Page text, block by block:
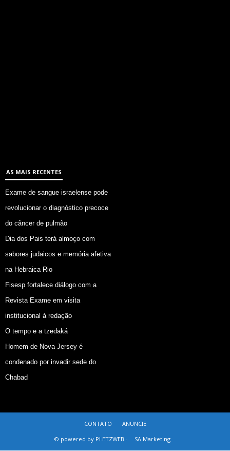
AS MAIS RECENTES
Exame de sangue israelense pode
revolucionar o diagnóstico precoce
do câncer de pulmão
Dia dos Pais terá almoço com
sabores judaicos e memória afetiva
na Hebraica Rio
Fisesp fortalece diálogo com a
Revista Exame em visita
institucional à redação
O tempo e a tzedaká
Homem de Nova Jersey é
condenado por invadir sede do
Chabad
CONTATO
ANUNCIE
© powered by PLETZWEB -
SA Marketing